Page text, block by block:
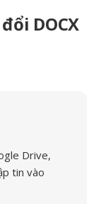
DOCX
Drive,
tin vào